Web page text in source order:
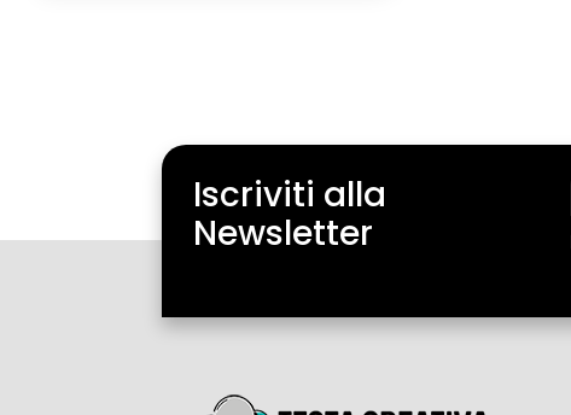
Iscriviti alla
Newsletter